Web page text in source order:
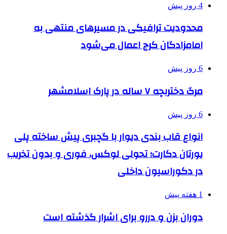
4 روز پیش
محدودیت ترافیکی در مسیرهای منتهی به
امامزادگان کرج اعمال می‌شود
6 روز پیش
مرگ دختربچه ۷ ساله در پارک اسلامشهر
6 روز پیش
انواع قاب بندی دیوار با گچبری پیش ساخته پلی
یورتان دکارت؛ تحولی لوکس، فوری و بدون تخریب
در دکوراسیون داخلی
1 هفته پیش
دوران بزن و دررو برای اشرار گذشته است